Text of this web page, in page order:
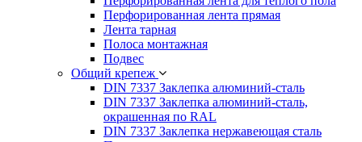
Перфорированная лента прямая
Лента тарная
Полоса монтажная
Подвес
Общий крепеж
DIN 7337 Заклепка алюминий-сталь
DIN 7337 Заклепка алюминий-сталь,
окрашенная по RAL
DIN 7337 Заклепка нержавеющая сталь